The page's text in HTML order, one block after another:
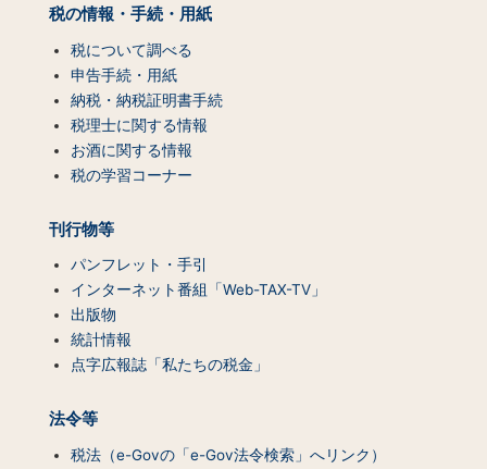
税の情報・手続・用紙
税について調べる
申告手続・用紙
納税・納税証明書手続
税理士に関する情報
お酒に関する情報
税の学習コーナー
刊行物等
パンフレット・手引
インターネット番組「Web-TAX-TV」
出版物
統計情報
点字広報誌「私たちの税金」
法令等
税法（e-Govの「e-Gov法令検索」へリンク）